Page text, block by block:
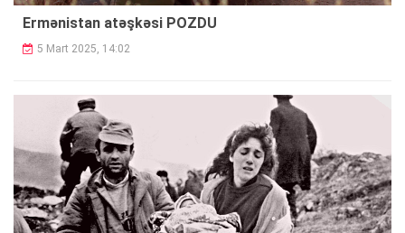
Ermənistan atəşkəsi POZDU
5 Mart 2025, 14:02